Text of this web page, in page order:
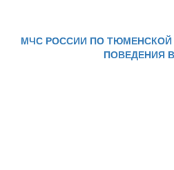
МЧС РОССИИ ПО ТЮМЕНСКОЙ
ПОВЕДЕНИЯ